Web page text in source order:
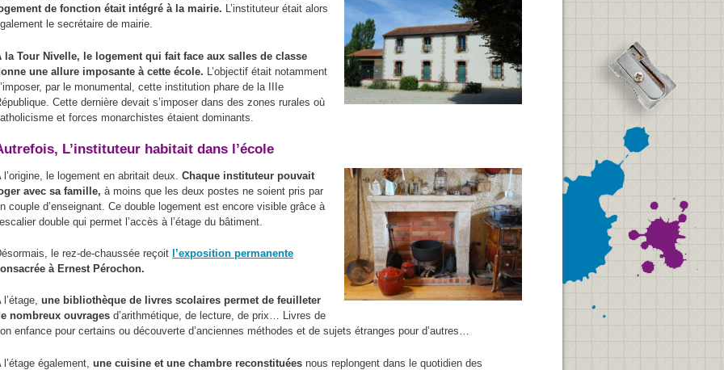
de fonction était intégré à la mairie. L’instituteur était alors
le secrétaire de mairie.
la Tour Nivelle, le logement qui fait face aux salles de classe
une allure imposante à cette école. L’objectif était notamment
par le monumental, cette institution phare de la IIIe
Cette dernière devait s’imposer dans des zones rurales où
et forces monarchistes étaient dominants.
L’instituteur habitait dans l’école
l’origine, le logement en abritait deux. Chaque instituteur pouvait
avec sa famille, à moins que les deux postes ne soient pris par
couple d’enseignant. Ce double logement est encore visible grâce à
double qui permet l’accès à l’étage du bâtiment.
le rez-de-chaussée reçoit l’exposition permanente
à Ernest Pérochon.
l’étage, une bibliothèque de livres scolaires permet de feuilleter
nombreux ouvrages d’arithmétique, de lecture, de prix… Livres de
enfance pour certains ou découverte d’anciennes méthodes et de sujets étranges pour d’autres…
l’étage également, une cuisine et une chambre reconstituées nous replongent dans le quotidien des